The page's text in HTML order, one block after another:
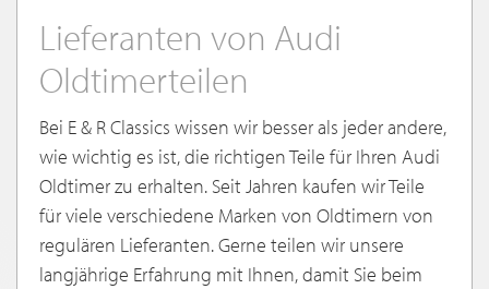
Lieferanten von Audi
Oldtimerteilen
Bei E & R Classics wissen wir besser als jeder andere,
wie wichtig es ist, die richtigen Teile für Ihren Audi
Oldtimer zu erhalten. Seit Jahren kaufen wir Teile
für viele verschiedene Marken von Oldtimern von
regulären Lieferanten. Gerne teilen wir unsere
langjährige Erfahrung mit Ihnen, damit Sie beim